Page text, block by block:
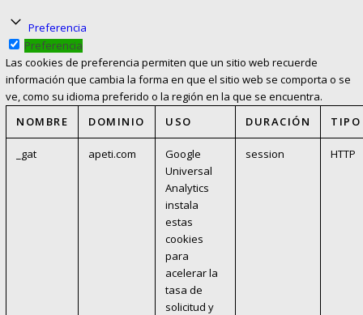
Preferencia
Preferencia
Las cookies de preferencia permiten que un sitio web recuerde
información que cambia la forma en que el sitio web se comporta o se
ve, como su idioma preferido o la región en la que se encuentra.
NOMBRE
DOMINIO USO DURACIÓN TIPO
_gat apeti.com
Google
Universal
Analytics
instala
estas
cookies
para
acelerar la
tasa de
solicitud y
session HTTP